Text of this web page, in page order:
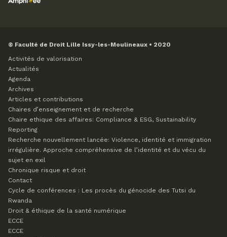
© Faculté de Droit Lille Issy-les-Moulineaux • 2020
Activités de valorisation
Actualités
Agenda
Archives
Articles et contributions
Chaires d’enseignement et de recherche
Chaire ethique des affaires: Compliance & ESG, Sustainability
Reporting
Recherche nouvellement lancée: Violence, identité et immigration
irrégulière. Approche compréhensive de l’identité et du vécu du
sujet en exil
Chronique risque et droit
Contact
Cycle de conférences : Les procès du génocide des Tutsi du
Rwanda
Droit & éthique de la santé numérique
ECCE
ECCE